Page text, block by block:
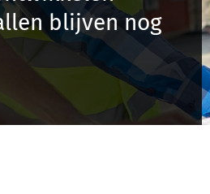
blijven nog